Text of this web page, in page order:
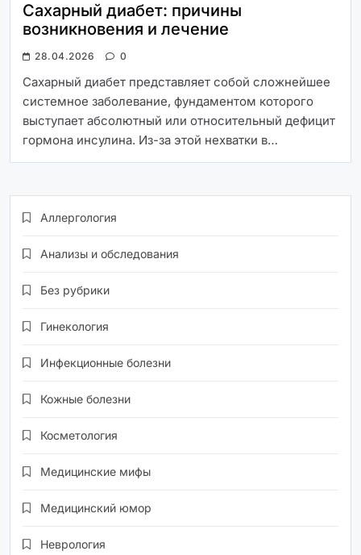
Сахарный диабет: причины
возникновения и лечение
28.04.2026 0
Сахарный диабет представляет собой сложнейшее
системное заболевание, фундаментом которого
выступает абсолютный или относительный дефицит
гормона инсулина. Из-за этой нехватки в…
Аллергология
Анализы и обследования
Без рубрики
Гинекология
Инфекционные болезни
Кожные болезни
Косметология
Медицинские мифы
Медицинский юмор
Неврология